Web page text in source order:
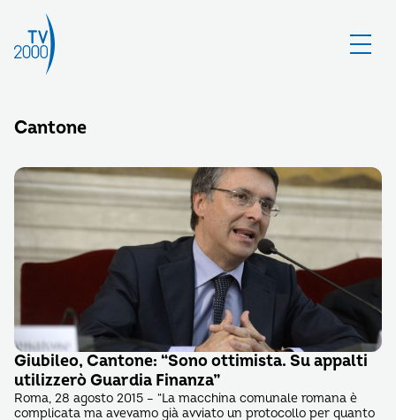
Cantone
Giubileo, Cantone: “Sono ottimista. Su appalti
utilizzerò Guardia Finanza”
Roma, 28 agosto 2015 – “La macchina comunale romana è
complicata ma avevamo già avviato un protocollo per quanto